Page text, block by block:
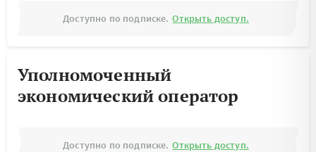
Доступно по подписке. Открыть доступ.
Уполномоченный
экономический оператор
Доступно по подписке. Открыть доступ.